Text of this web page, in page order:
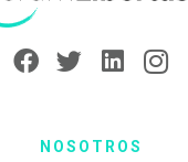
NOSOTROS